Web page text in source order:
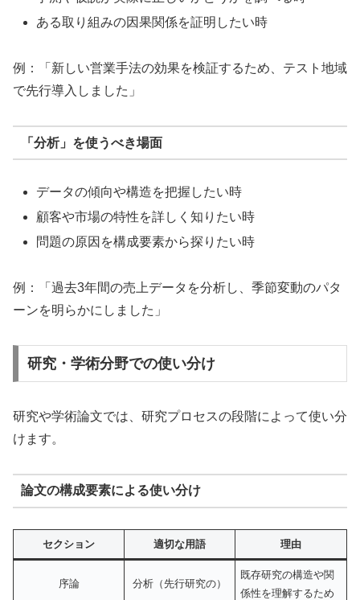
ある取り組みの因果関係を証明したい時
例：「新しい営業手法の効果を検証するため、テスト地域
で先行導入しました」
「分析」を使うべき場面
データの傾向や構造を把握したい時
顧客や市場の特性を詳しく知りたい時
問題の原因を構成要素から探りたい時
例：「過去3年間の売上データを分析し、季節変動のパタ
ーンを明らかにしました」
研究・学術分野での使い分け
研究や学術論文では、研究プロセスの段階によって使い分
けます。
論文の構成要素による使い分け
セクション 適切な用語 理由
序論 分析（先行研究の）
既存研究の構造や関
係性を理解するため